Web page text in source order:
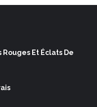
Rouges Et Éclats De